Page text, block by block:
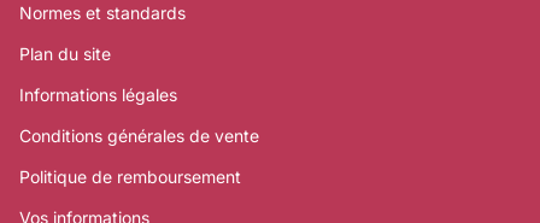
Normes et standards
Plan du site
Informations légales
Conditions générales de vente
Politique de remboursement
Vos informations